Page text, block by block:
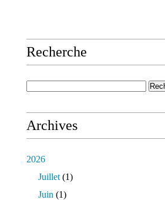
Recherche
Archives
2026
Juillet (1)
Juin (1)